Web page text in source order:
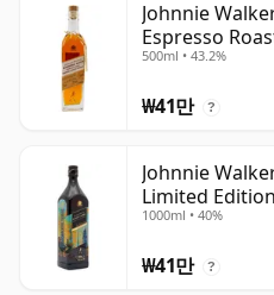
Johnnie
Espresso
500ml • 43.2%
₩41만 ?
Johnnie
Limited
1000ml • 40%
₩41만 ?